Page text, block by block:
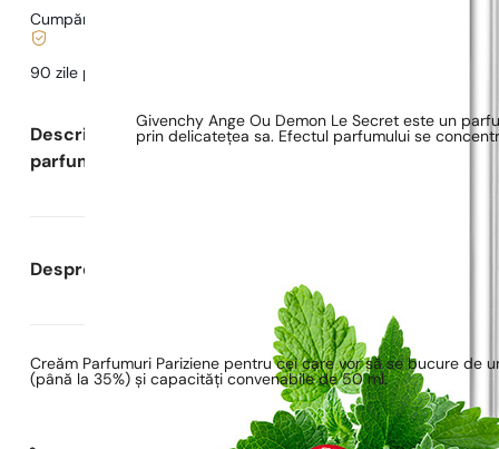
Cumpărături și plăți sigure
90 zile pentru a
Descrierea
parfumului
Givenchy Ange Ou Demon Le Secret este un
prin delicatețea sa. Efectul parfumului se
Despre Parfumuri Pariziene
Creăm Parfumuri Pariziene pentru cei care vor să se bucure
(până la 35%) și capacități convenabile de 50 ml.